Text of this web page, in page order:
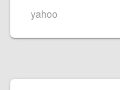
yahoo